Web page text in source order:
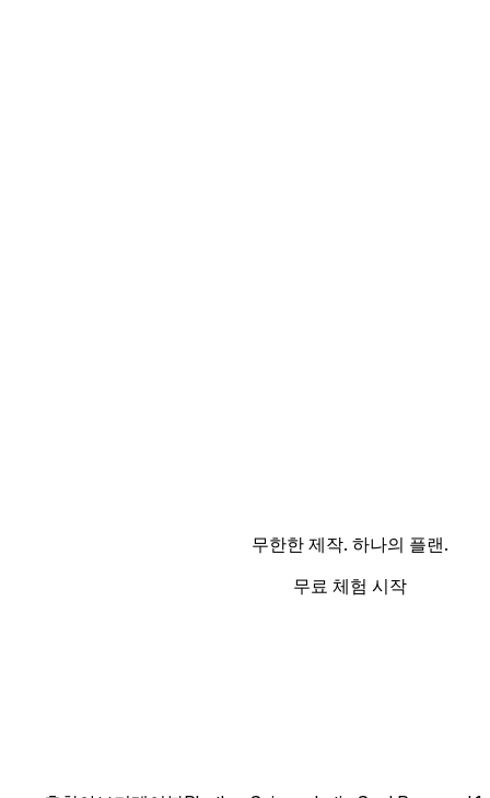
무한한 제작. 하나의 플랜.
무료 체험 시작